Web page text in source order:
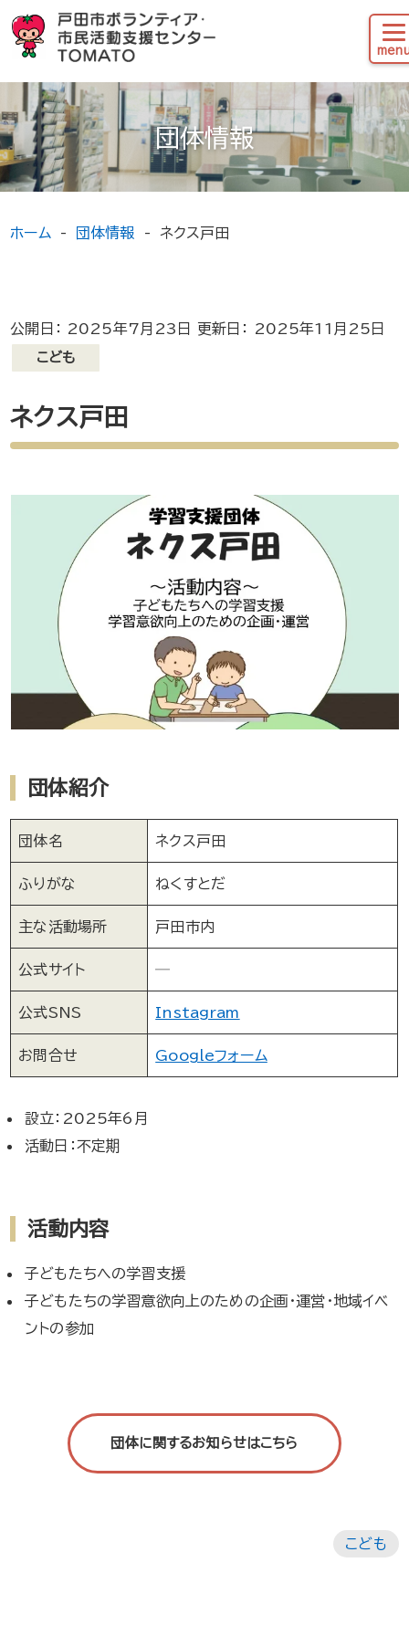
団体情報
ホーム 団体情報 ネクス戸田
公開日： 2025年7月23日 更新日： 2025年11月25日
こども
ネクス戸田
団体紹介
団体名 ネクス戸田
ふりがな ねくすとだ
主な活動場所 戸田市内
公式サイト ─
公式SNS Instagram
お問合せ Googleフォーム
設立：2025年6月
活動日：不定期
活動内容
子どもたちへの学習支援
子どもたちの学習意欲向上のための企画・運営・地域イベ
ントの参加
団体に関するお知らせはこちら
こども